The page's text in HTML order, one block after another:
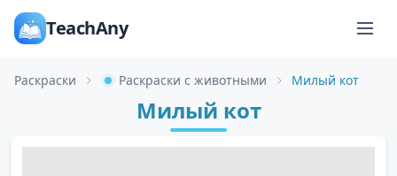
TeachAny
Раскраски Раскраски с животными Милый кот
Милый кот